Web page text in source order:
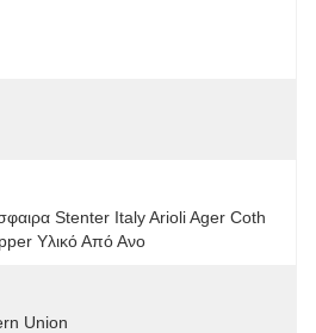
Stenter Italy Arioli Ager Coth
Υλικό Από Ανο
Union